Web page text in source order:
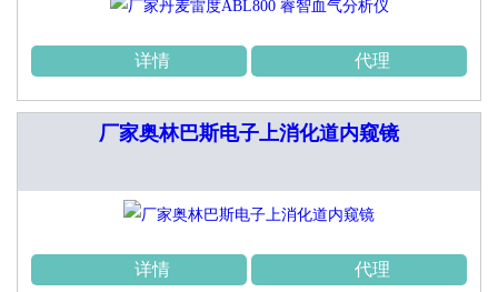
详情 代理
厂家奥林巴斯电子上消化道内窥镜
详情 代理